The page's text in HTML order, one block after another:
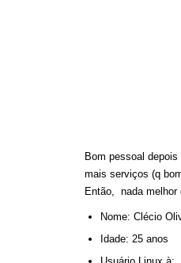
Bom pessoal
mais serviços (q
Então, nada melhor
Nome: Clécio
Idade: 25 anos